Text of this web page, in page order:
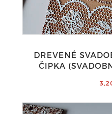
DREVENÉ
ČIPKA